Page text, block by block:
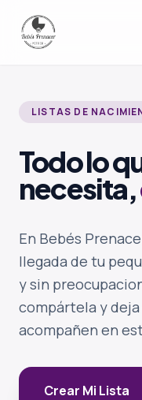
LISTAS DE
Todo lo
necesita,
En Bebés
llegada de tu
y sin
compártela y
acompañen en
Crear Mi Lista